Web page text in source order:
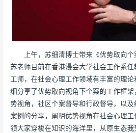
上午，苏细清博士带来《优势取向个
苏老师目前在香港浸会大学社会工作系
工师，在社会心理工作领域有丰富的理
细分享了优势取向视角下个案的工作框
势视角，社区个案督导和行政督导，以
案例的分享，阐明优势视角在社会心理
领大家穿梭在知识的海洋里，从原生态